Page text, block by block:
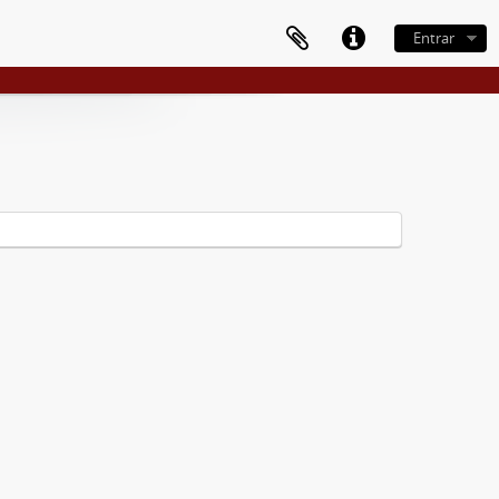
Entrar